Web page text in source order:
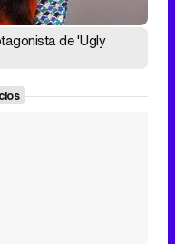
de 'Ugly